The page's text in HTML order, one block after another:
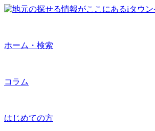
ホーム・検索
コラム
はじめての方